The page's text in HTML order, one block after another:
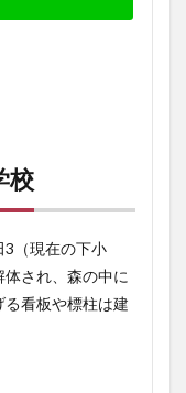
校
3（現在の下小
され、森の中に
看板や標柱は建